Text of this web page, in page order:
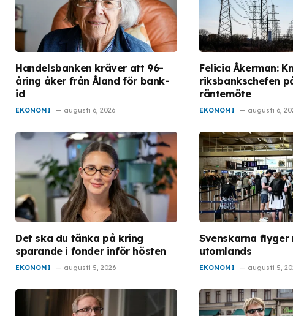
Handelsbanken kräver att 96-
åring åker från Åland för bank-
id
EKONOMI augusti 6, 2026
Felicia Åkerman:
riksbankschefen
räntemöte
EKONOMI augusti 6,
Det ska du tänka på kring
sparande i fonder inför hösten
EKONOMI augusti 5, 2026
Svenskarna flyger
utomlands
EKONOMI augusti 5,